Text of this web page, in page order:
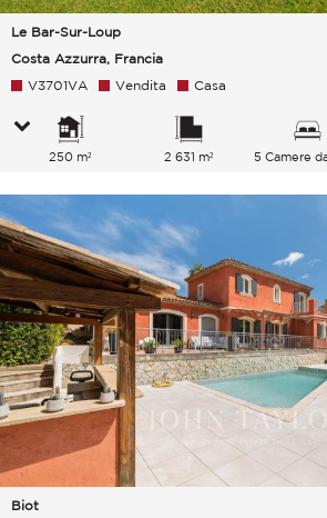
Le Bar-Sur-Loup
Costa Azzurra, Francia
V3701VA Vendita Casa
250 m² 2 631 m² 5 Camere
Biot